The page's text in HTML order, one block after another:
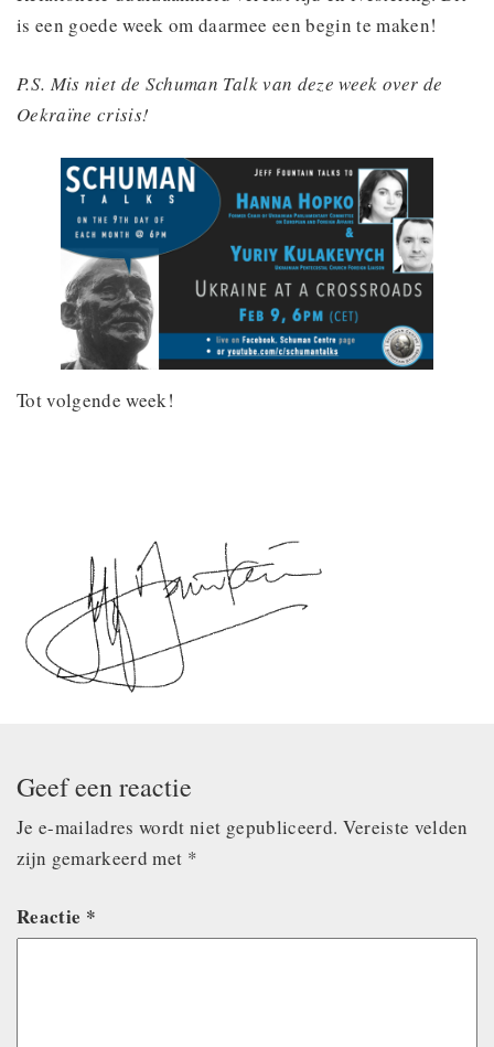
is een goede week om daarmee een begin te maken!
P.S. Mis niet de Schuman Talk van deze week over de
Oekraïne crisis!
Tot volgende week!
Geef een reactie
Je e-mailadres wordt niet gepubliceerd. Vereiste velden
zijn gemarkeerd met *
Reactie *